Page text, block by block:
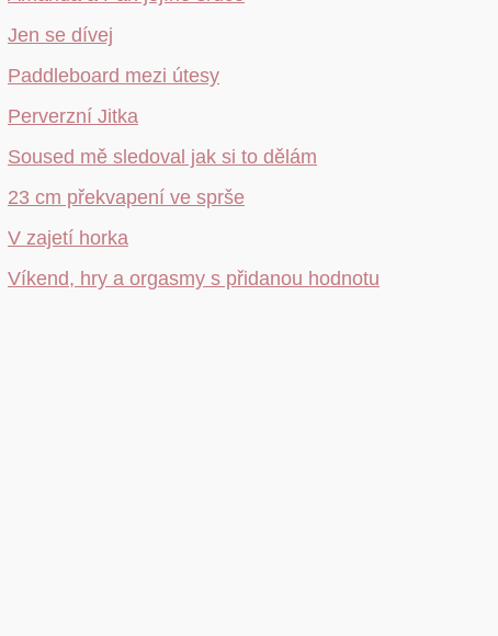
Jen se dívej
Paddleboard mezi útesy
Perverzní Jitka
Soused mě sledoval jak si to dělám
23 cm překvapení ve sprše
V zajetí horka
Víkend, hry a orgasmy s přidanou hodnotu